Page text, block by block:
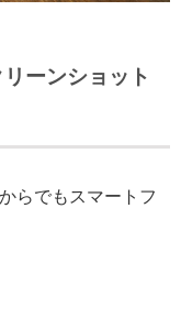
ーンショット
らでもスマートフ